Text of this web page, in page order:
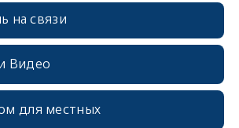
на связи
Видео
для местных